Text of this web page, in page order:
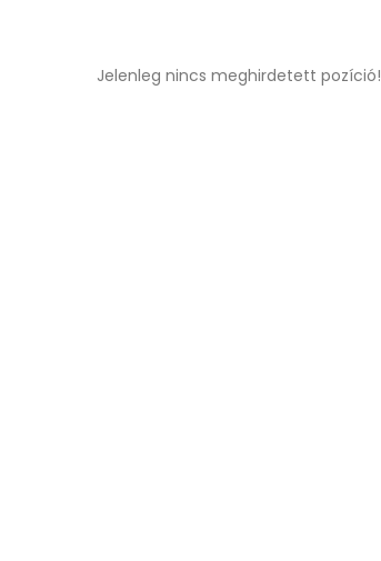
Jelenleg nincs meghirdetett pozíció!